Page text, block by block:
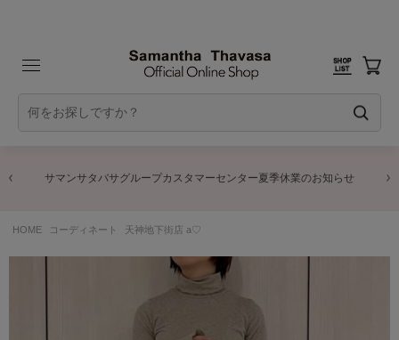
サマンサタバサグループカスタマーセンター夏季休業のお知らせ
HOME コーディネート 天神地下街店 a♡